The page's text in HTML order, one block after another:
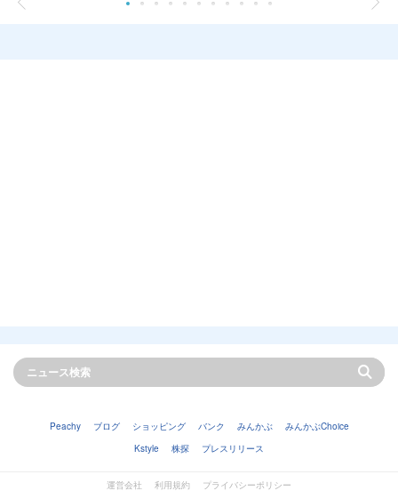
Peachy ブログ ショッピング バンク みんかぶ
みんかぶChoice
Kstyle
株探 プレスリリース
運営会社 利用規約 プライバシーポリシー